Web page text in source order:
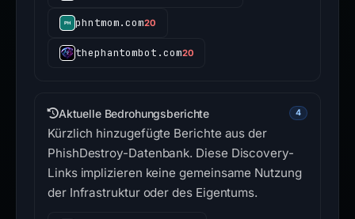
phntmom.com20
thephantombot.com20
Aktuelle Bedrohungsberichte 4
Kürzlich hinzugefügte Berichte aus der
PhishDestroy-Datenbank. Diese Discovery-
Links implizieren keine gemeinsame Nutzung
der Infrastruktur oder des Eigentums.